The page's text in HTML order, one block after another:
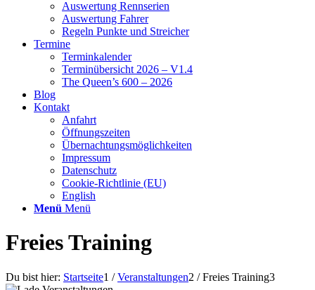
Auswertung Rennserien
Auswertung Fahrer
Regeln Punkte und Streicher
Termine
Terminkalender
Terminübersicht 2026 – V1.4
The Queen’s 600 – 2026
Blog
Kontakt
Anfahrt
Öffnungszeiten
Übernachtungsmöglichkeiten
Impressum
Datenschutz
Cookie-Richtlinie (EU)
English
Menü Menü
Freies Training
Du bist hier: Startseite1 / Veranstaltungen2 / Freies Training3